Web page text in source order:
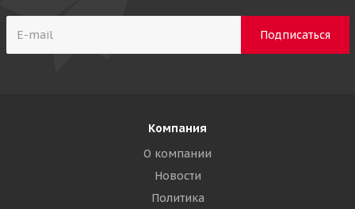
Компания
О компании
Новости
Политика